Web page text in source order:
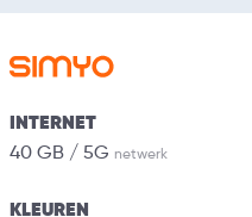
INTERNET
40 GB / 5G netwerk
KLEUREN